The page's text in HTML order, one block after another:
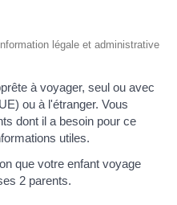
légale et administrative
à voyager, seul ou avec
ou à l'étranger. Vous
dont il a besoin pour ce
utiles.
que votre enfant voyage
2 parents.